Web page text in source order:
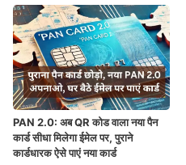
PAN 2.0: अब QR कोड वाला नया पैन
कार्ड सीधा मिलेगा ईमेल पर, पुराने
कार्डधारक ऐसे पाएं नया कार्ड